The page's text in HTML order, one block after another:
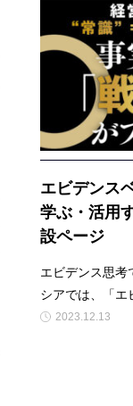
エビデンス
学ぶ・活用
設ページ
エビデンス思考
シアでは、「エ
2023.12.13